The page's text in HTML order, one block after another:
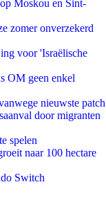
Moskou en Sint-
zomer onverzekerd
voor 'Israëlische
OM geen enkel
nieuwste patch
door migranten
spelen
naar 100 hectare
Switch